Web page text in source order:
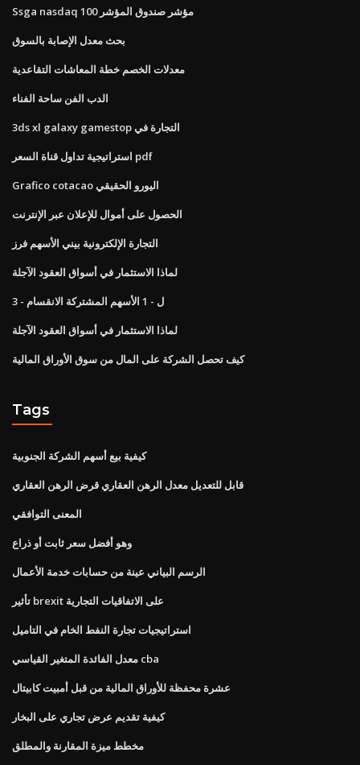
Ssga nasdaq 100 مؤشر صندوق المؤشر
بحث معدل الإصابة بالسوق
معدلات الخصم خطة المعاشات التقاعدية
الدب الفن ساحة الفناء
3ds xl galaxy gamestop التجارة في
استراتيجية تداول قناة السعر pdf
Grafico cotacao اليورو الحقيقي
الحصول على أموال للإعلان عبر الإنترنت
التجارة الإلكترونية بيني الأسهم فرز
لماذا الاستثمار في أسواق العقود الآجلة
3 - ل - 1 الأسهم المشتركة الانقسام
لماذا الاستثمار في أسواق العقود الآجلة
كيف تحصل الشركة على المال من سوق الأوراق المالية
Tags
كيفية بيع أسهم الشركة الجنوبية
قابل للتعديل معدل الرهن العقاري قرض الرهن العقاري
المعنى التوافقي
وهو أفضل سعر ثابت أو ذراع
الرسم البياني عينة من حسابات خدمة الأعمال
تأثير brexit على الاتفاقيات التجارية
استراتيجيات تجارة النفط الخام في التاميل
معدل الفائدة المتغير القياسي cba
عشرة محفظة للأوراق المالية من قبل أمبيت كابيتال
كيفية تقديم عرض تجاري على البخار
مخطط ميزة المقارنة والمطلق